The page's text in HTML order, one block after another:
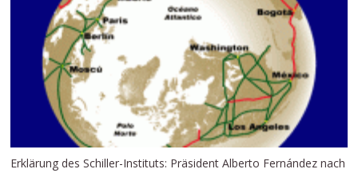
Erklärung des Schiller-Instituts: Präsident Alberto Fernández nach